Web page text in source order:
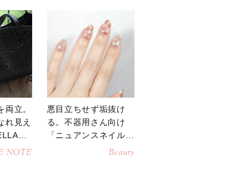
両立。
れ見え
ト
NOTE
悪目立ちせず垢抜け
る。不器用さん向け
「ニュアンスネイル」
Beauty